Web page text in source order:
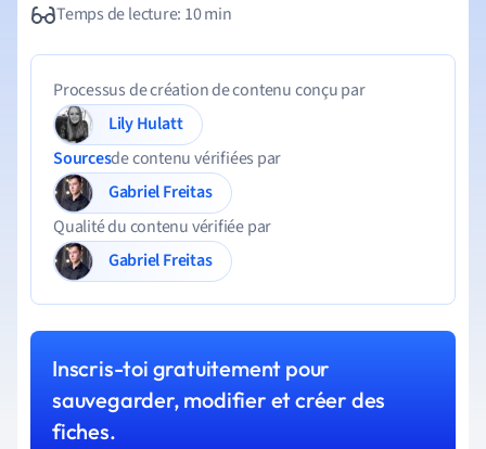
Temps de lecture: 10 min
Processus de création de contenu conçu par
Lily Hulatt
Sourcesde contenu vérifiées par
Gabriel Freitas
Qualité du contenu vérifiée par
Gabriel Freitas
Inscris-toi gratuitement pour
sauvegarder, modifier et créer des
fiches.